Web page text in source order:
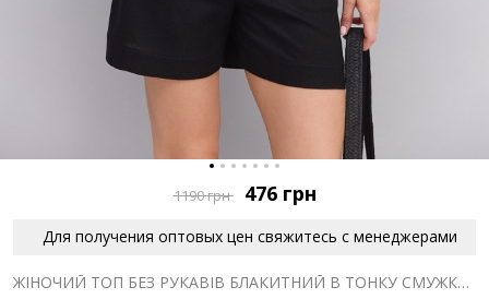
1190грн 476 грн
Для получения оптовых цен свяжитесь с менеджерами
ЖІНОЧИЙ ТОП БЕЗ РУКАВІВ БЛАКИТНИЙ В ТОНКУ СМУЖКУ ІЗ ЗАВ'ЯЗКАМИ СПЕРЕДУ